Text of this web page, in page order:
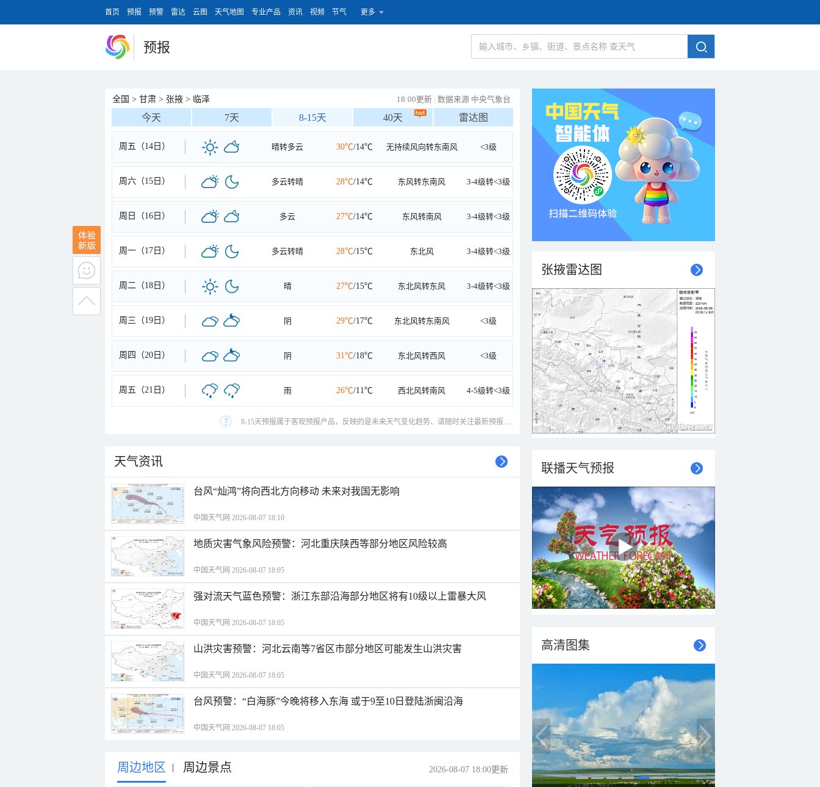
首页 预报 预警 雷达 云图 天气地图 专业产品 资讯 视频 节气 更多
预报
全国 > 甘肃 > 张掖 > 临泽 18:00更新 | 数据来源 中央气象台
今天 7天 8-15天 40天 雷达图
周五（14日） 晴转多云 30℃/14℃ 无持续风向转东南风 <3级
周六（15日） 多云转晴 28℃/14℃ 东风转东南风 3-4级转<3级
周日（16日） 多云 27℃/14℃ 东风转南风 3-4级转<3级
周一（17日） 多云转晴 28℃/15℃ 东北风 3-4级转<3级
周二（18日） 晴 27℃/15℃ 东北风转东风 3-4级转<3级
周三（19日） 阴 29℃/17℃ 东北风转东南风 <3级
周四（20日） 阴 31℃/18℃ 东北风转西风 <3级
周五（21日） 雨 26℃/11℃ 西北风转南风 4-5级转<3级
8-15天预报属于客观预报产品，反映的是未来天气变化趋势、请随时关注最新预报.....
天气资讯
台风“灿鸿”将向西北方向移动 未来对我国无影响
中国天气网 2026-08-07 18:10
地质灾害气象风险预警：河北重庆陕西等部分地区风险较高
中国天气网 2026-08-07 18:05
强对流天气蓝色预警：浙江东部沿海部分地区将有10级以上雷暴大风
中国天气网 2026-08-07 18:05
山洪灾害预警：河北云南等7省区市部分地区可能发生山洪灾害
中国天气网 2026-08-07 18:05
台风预警：“白海豚”今晚将移入东海 或于9至10日登陆浙闽沿海
中国天气网 2026-08-07 18:05
周边地区 | 周边景点 2026-08-07 18:00更新
张掖雷达图
联播天气预报
高清图集